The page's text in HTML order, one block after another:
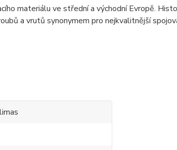
materiálu ve střední a východní Evropě.
a vrutů synonymem pro nejkvalitnější